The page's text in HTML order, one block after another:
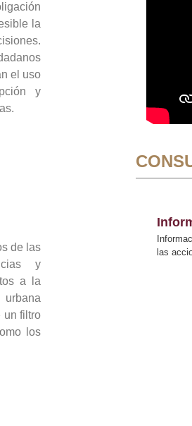
la
el uso
y
de las
y
a la
un filtro
los
las